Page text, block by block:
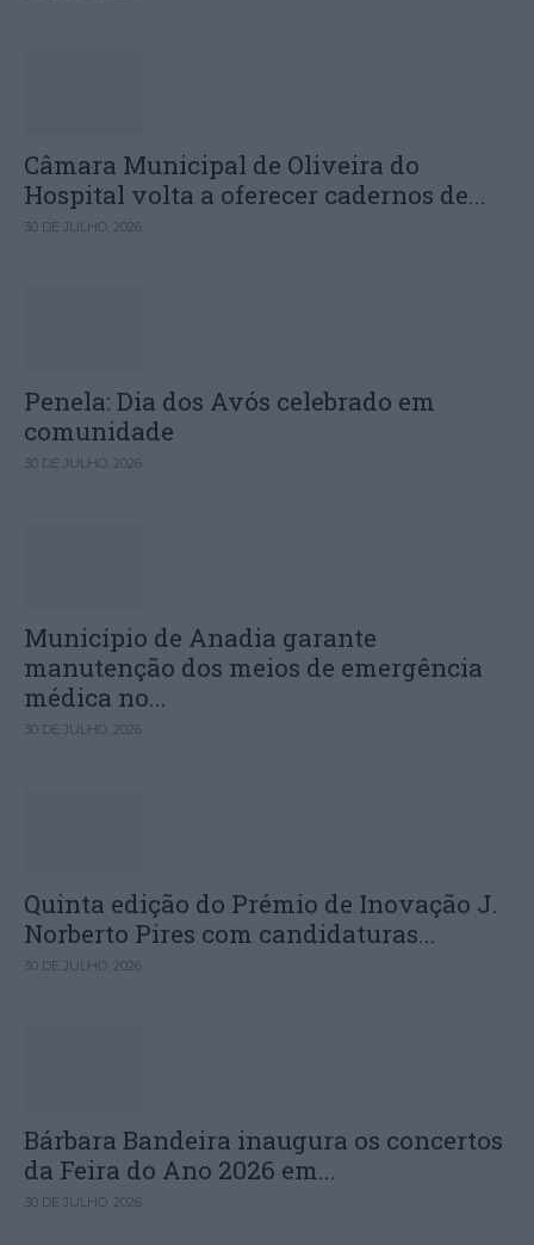
Câmara Municipal de Oliveira do
Hospital volta a oferecer cadernos de...
30 DE JULHO, 2026
Penela: Dia dos Avós celebrado em
comunidade
30 DE JULHO, 2026
Município de Anadia garante
manutenção dos meios de emergência
médica no...
30 DE JULHO, 2026
Quinta edição do Prémio de Inovação J.
Norberto Pires com candidaturas...
30 DE JULHO, 2026
Bárbara Bandeira inaugura os concertos
da Feira do Ano 2026 em...
30 DE JULHO, 2026